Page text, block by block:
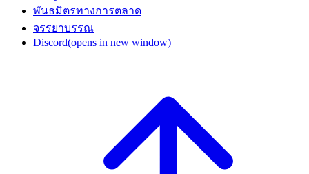
พันธมิตรทางการตลาด
จรรยาบรรณ
Discord(opens in new window)